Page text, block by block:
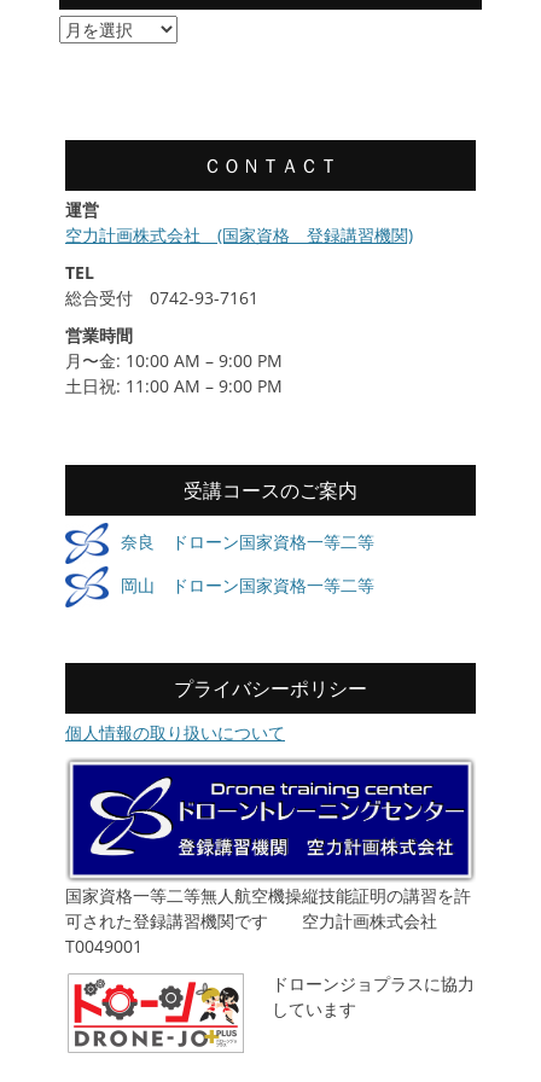
講
ＣＯＮＴＡＣＴ
運営
空力計画株式会社 (国家資格 登録講習機関)
TEL
総合受付 0742-93-7161
営業時間
月〜金: 10:00 AM – 9:00 PM
土日祝: 11:00 AM – 9:00 PM
受講コースのご案内
奈良 ドローン国家資格一等二等
岡山 ドローン国家資格一等二等
プライバシーポリシー
個人情報の取り扱いについて
国家資格一等二等無人航空機操縦技能証明の講習を許
可された登録講習機関です 空力計画株式会社
T0049001
ドローンジョプラスに協力
しています